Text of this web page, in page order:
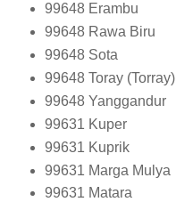
99648 Erambu
99648 Rawa Biru
99648 Sota
99648 Toray (Torray)
99648 Yanggandur
99631 Kuper
99631 Kuprik
99631 Marga Mulya
99631 Matara